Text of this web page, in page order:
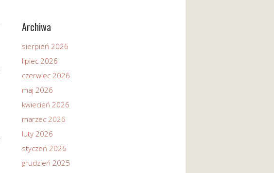
Archiwa
sierpień 2026
lipiec 2026
czerwiec 2026
maj 2026
kwiecień 2026
marzec 2026
luty 2026
styczeń 2026
grudzień 2025